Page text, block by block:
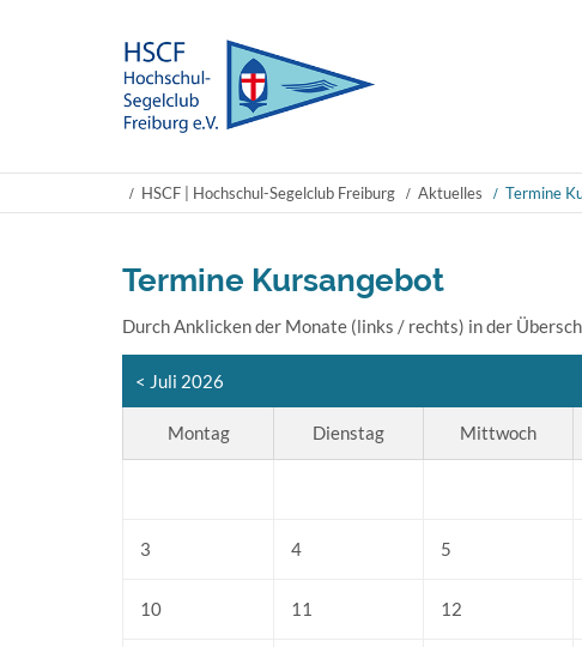
HSCF | Hochschul-Segelclub Freiburg Aktuelles Termine
Termine Kursangebot
Durch Anklicken der Monate (links / rechts) in der
< Juli 2026
Montag Dienstag Mittwoch
3 4 5
10 11 12